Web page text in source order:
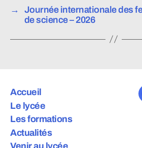
→
Journée internationale des
de science – 2026
Accueil
Le lycée
Les formations
Actualités